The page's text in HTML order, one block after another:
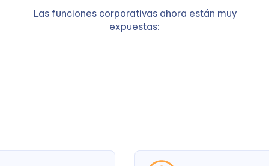
Las funciones corporativas ahora están muy
expuestas: